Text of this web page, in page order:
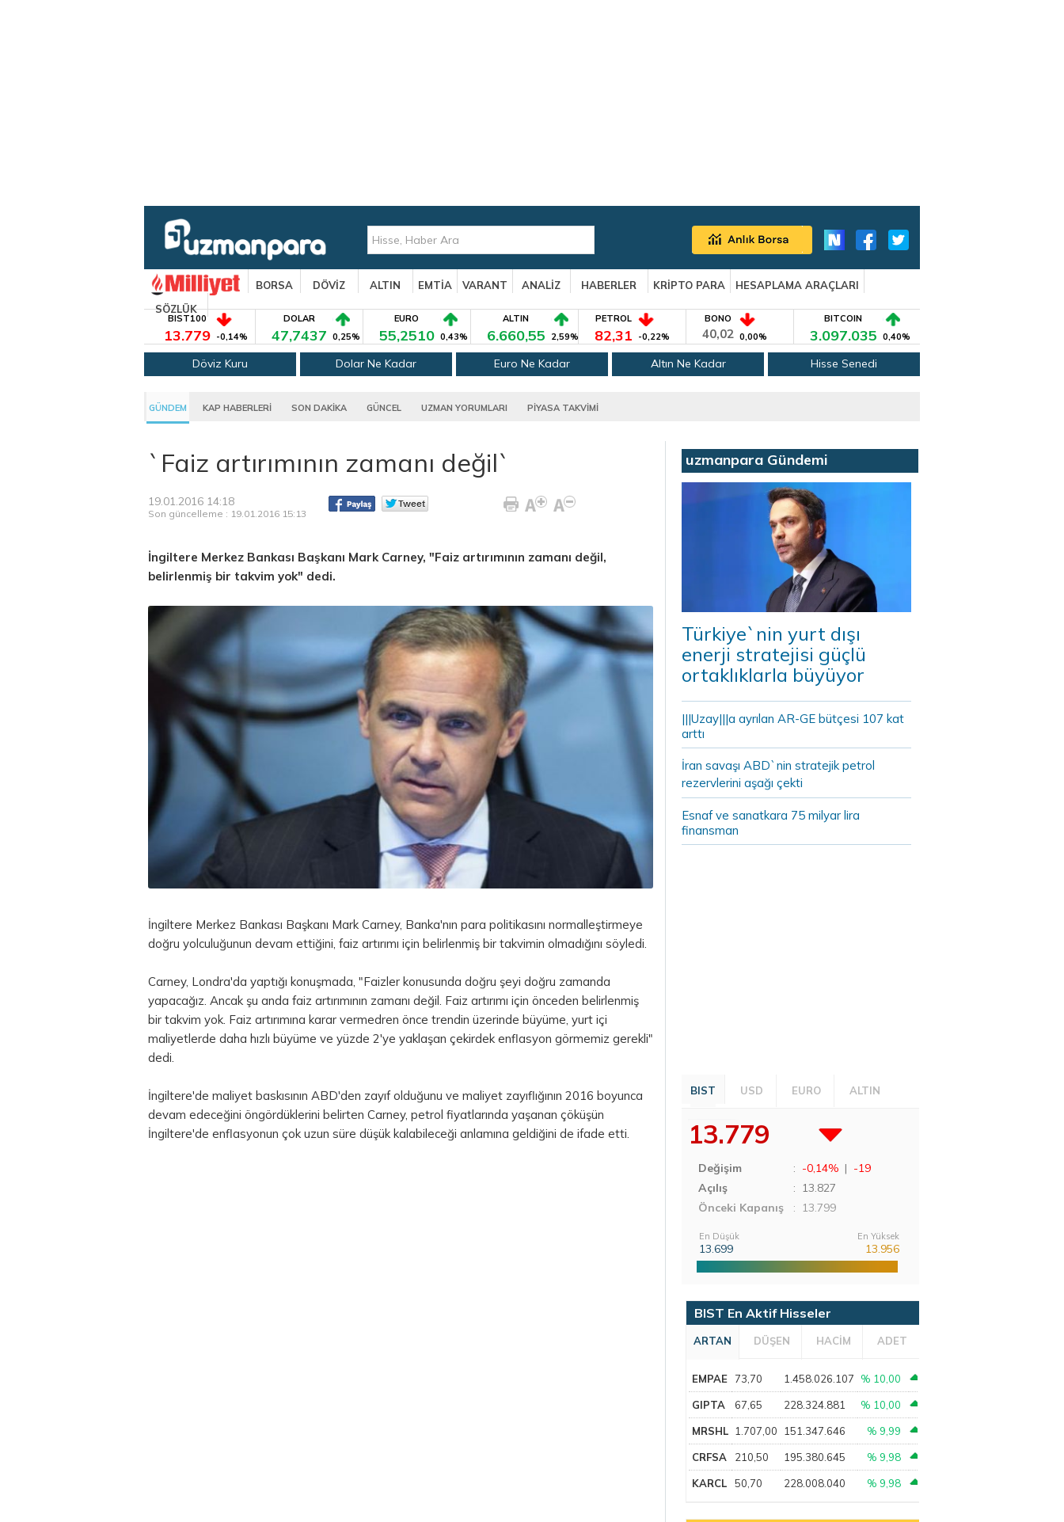
BORSA DÖVİZ ALTIN EMTİA VARANT ANALİZ HABERLER KRİPTO PARA
HESAPLAMA ARAÇLARI
SÖZLÜK
BIST100
13.779 -0,14%
DOLAR
47,7437 0,25%
EURO
55,2510 0,43%
ALTIN
6.660,55 2,59%
PETROL
82,31 -0,22%
BONO
40,02 0,00%
BITCOIN
3.097.035 0,40%
Döviz Kuru Dolar Ne Kadar Euro Ne Kadar Altın Ne Kadar Hisse Senedi
GÜNDEM KAP HABERLERİ SON DAKİKA GÜNCEL UZMAN YORUMLARI PİYASA TAKVİMİ
`Faiz artırımının zamanı değil`
19.01.2016 14:18
Son güncelleme : 19.01.2016 15:13
İngiltere Merkez Bankası Başkanı Mark Carney, "Faiz artırımının zamanı değil,
belirlenmiş bir takvim yok" dedi.
İngiltere Merkez Bankası Başkanı Mark Carney, Banka'nın para politikasını normalleştirmeye
doğru yolculuğunun devam ettiğini, faiz artırımı için belirlenmiş bir takvimin olmadığını söyledi.
Carney, Londra'da yaptığı konuşmada, "Faizler konusunda doğru şeyi doğru zamanda
yapacağız. Ancak şu anda faiz artırımının zamanı değil. Faiz artırımı için önceden belirlenmiş
bir takvim yok. Faiz artırımına karar vermedren önce trendin üzerinde büyüme, yurt içi
maliyetlerde daha hızlı büyüme ve yüzde 2'ye yaklaşan çekirdek enflasyon görmemiz gerekli"
dedi.
İngiltere'de maliyet baskısının ABD'den zayıf olduğunu ve maliyet zayıflığının 2016 boyunca
devam edeceğini öngördüklerini belirten Carney, petrol fiyatlarında yaşanan çöküşün
İngiltere'de enflasyonun çok uzun süre düşük kalabileceği anlamına geldiğini de ifade etti.
uzmanpara Gündemi
Türkiye`nin yurt dışı
enerji stratejisi güçlü
ortaklıklarla büyüyor
|||Uzay|||a ayrılan AR-GE bütçesi 107 kat
arttı
İran savaşı ABD`nin stratejik petrol
rezervlerini aşağı çekti
Esnaf ve sanatkara 75 milyar lira
finansman
BIST USD EURO ALTIN
13.779
Değişim : -0,14% | -19
Açılış
: 13.827
Önceki Kapanış
: 13.799
En Düşük
13.699
En Yüksek
13.956
BIST En Aktif Hisseler
ARTAN DÜŞEN HACİM ADET
EMPAE 73,70 1.458.026.107 % 10,00
GIPTA 67,65 228.324.881 % 10,00
MRSHL 1.707,00 151.347.646 % 9,99
CRFSA 210,50 195.380.645 % 9,98
KARCL 50,70 228.008.040 % 9,98